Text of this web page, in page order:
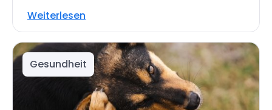
Weiterlesen
Gesundheit